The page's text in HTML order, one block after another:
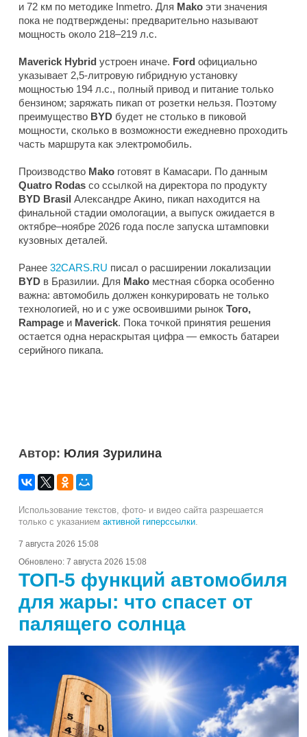
и 72 км по методике Inmetro. Для Mako эти значения
пока не подтверждены: предварительно называют
мощность около 218–219 л.с.
Maverick Hybrid устроен иначе. Ford официально
указывает 2,5-литровую гибридную установку
мощностью 194 л.с., полный привод и питание только
бензином; заряжать пикап от розетки нельзя. Поэтому
преимущество BYD будет не столько в пиковой
мощности, сколько в возможности ежедневно проходить
часть маршрута как электромобиль.
Производство Mako готовят в Камасари. По данным
Quatro Rodas со ссылкой на директора по продукту
BYD Brasil Александре Акино, пикап находится на
финальной стадии омологации, а выпуск ожидается в
октябре–ноябре 2026 года после запуска штамповки
кузовных деталей.
Ранее 32CARS.RU писал о расширении локализации
BYD в Бразилии. Для Mako местная сборка особенно
важна: автомобиль должен конкурировать не только
технологией, но и с уже освоившими рынок Toro,
Rampage и Maverick. Пока точкой принятия решения
остается одна нераскрытая цифра — емкость батареи
серийного пикапа.
Автор: Юлия Зурилина
Использование текстов, фото- и видео сайта разрешается
только с указанием активной гиперссылки.
7 августа 2026 15:08
Обновлено: 7 августа 2026 15:08
ТОП-5 функций автомобиля
для жары: что спасет от
палящего солнца